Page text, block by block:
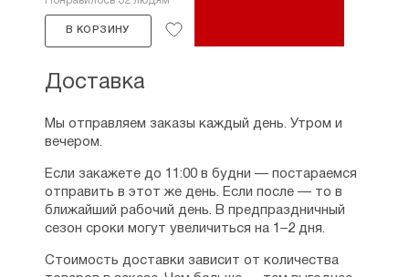
В КОРЗИНУ
Доставка
Мы отправляем заказы каждый день. Утром и
вечером.
Если закажете до 11:00 в будни — постараемся
отправить в этот же день. Если после — то в
ближайший рабочий день. В предпраздничный
сезон сроки могут увеличиться на 1–2 дня.
Стоимость доставки зависит от количества